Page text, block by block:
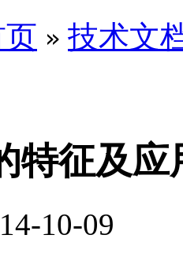
» 技术文
特征及应
10-09